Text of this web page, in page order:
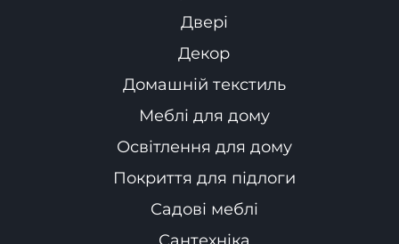
Двері
Декор
Домашній текстиль
Меблі для дому
Освітлення для дому
Покриття для підлоги
Садові меблі